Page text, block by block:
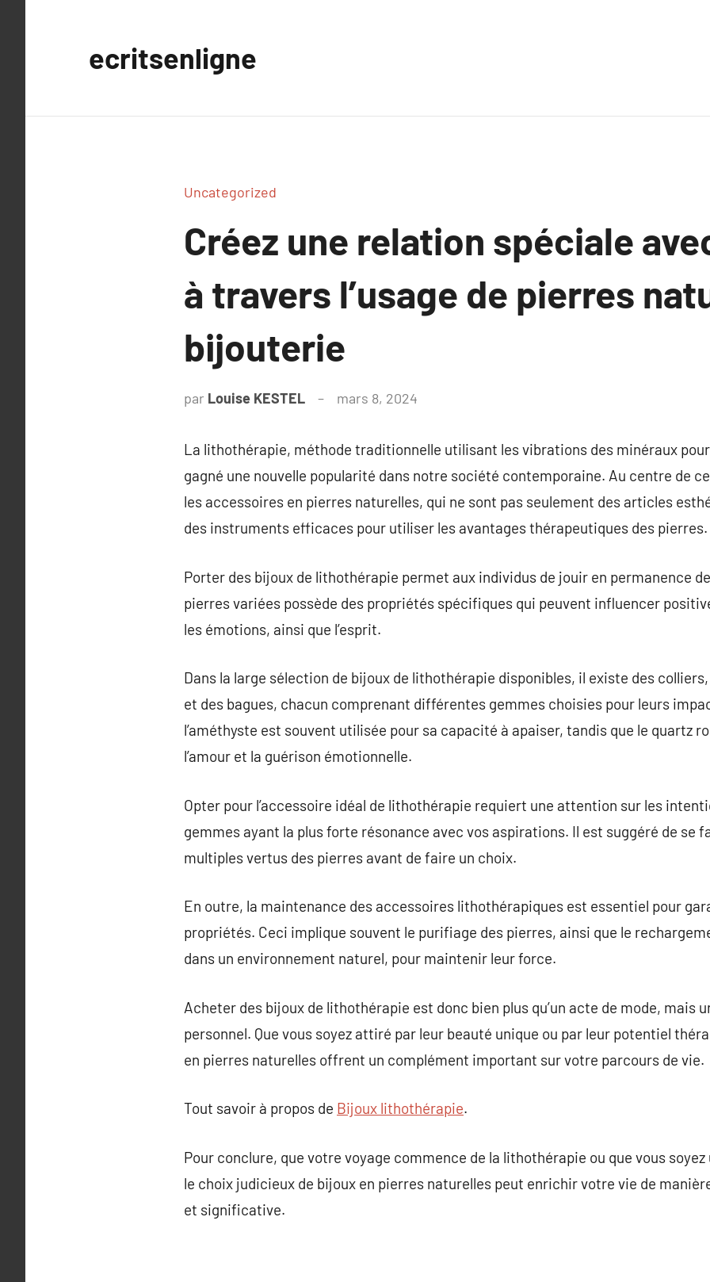
ecritsenligne
Uncategorized
Créez une relation spéciale
à travers l’usage de pierres
bijouterie
par Louise KESTEL mars 8, 2024
La lithothérapie, méthode traditionnelle utilisant les vibrations des minéraux
gagné une nouvelle popularité dans notre société contemporaine. Au centre de
les accessoires en pierres naturelles, qui ne sont pas seulement des articles
des instruments efficaces pour utiliser les avantages thérapeutiques des pierres.
Porter des bijoux de lithothérapie permet aux individus de jouir en permanence
pierres variées possède des propriétés spécifiques qui peuvent influencer
les émotions, ainsi que l’esprit.
Dans la large sélection de bijoux de lithothérapie disponibles, il existe des
et des bagues, chacun comprenant différentes gemmes choisies pour leurs
l’améthyste est souvent utilisée pour sa capacité à apaiser, tandis que le quartz
l’amour et la guérison émotionnelle.
Opter pour l’accessoire idéal de lithothérapie requiert une attention sur les
gemmes ayant la plus forte résonance avec vos aspirations. Il est suggéré de se
multiples vertus des pierres avant de faire un choix.
En outre, la maintenance des accessoires lithothérapiques est essentiel pour
propriétés. Ceci implique souvent le purifiage des pierres, ainsi que le
dans un environnement naturel, pour maintenir leur force.
Acheter des bijoux de lithothérapie est donc bien plus qu’un acte de mode, mais
personnel. Que vous soyez attiré par leur beauté unique ou par leur potentiel
en pierres naturelles offrent un complément important sur votre parcours de vie.
Tout savoir à propos de Bijoux lithothérapie.
Pour conclure, que votre voyage commence de la lithothérapie ou que vous
le choix judicieux de bijoux en pierres naturelles peut enrichir votre vie de
et significative.